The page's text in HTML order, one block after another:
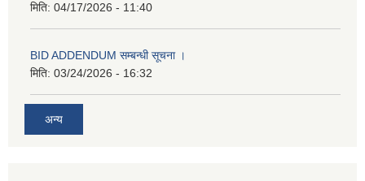
मिति: 04/17/2026 - 11:40
BID ADDENDUM सम्बन्धी सूचना ।
मिति: 03/24/2026 - 16:32
अन्य